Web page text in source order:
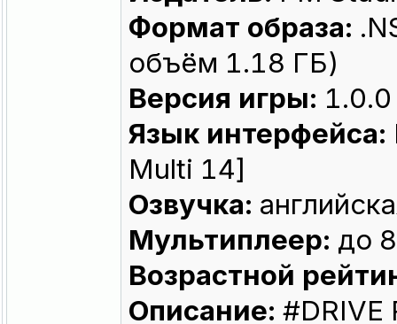
Формат образа:
объём 1.18 ГБ)
Версия игры: 1.0.0
Язык интерфейса:
Multi 14]
Озвучка:
Мультиплеер: до
Возрастной
Описание: #DRIVE